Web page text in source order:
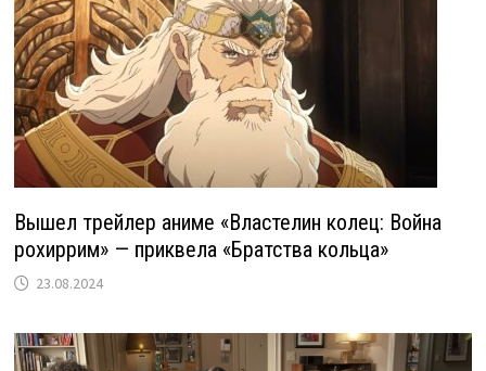
Вышел трейлер аниме «Властелин колец: Война
рохиррим» — приквела «Братства кольца»
23.08.2024